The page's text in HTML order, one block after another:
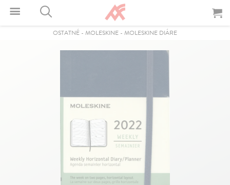
OSTATNÉ - MOLESKINE - MOLESKINE DIÁRE